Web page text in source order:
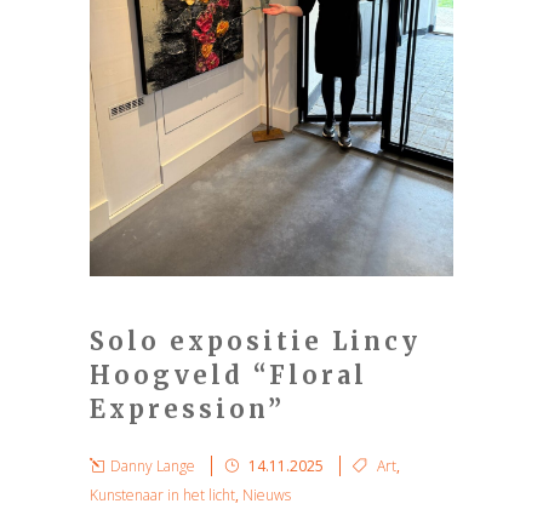
Solo expositie Lincy
Hoogveld “Floral
Expression”
Danny Lange 14.11.2025 Art,
Kunstenaar in het licht, Nieuws